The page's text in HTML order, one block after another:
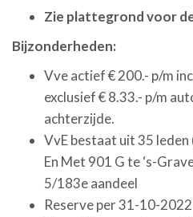
Zie plattegrond voor
Bijzonderheden:
Vve actief € 200.- p/m
exclusief € 8.33.- p/m
achterzijde.
VvE bestaat uit 35
En Met 901 G te ‘s-
5/183e aandeel
Reserve per 31-10-